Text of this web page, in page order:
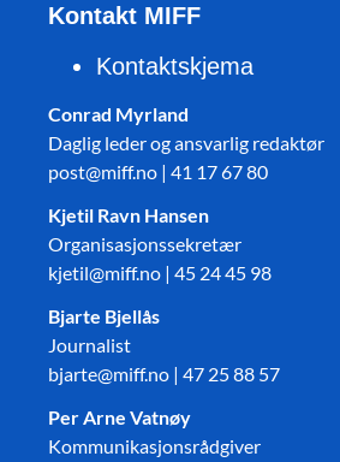
Kontakt MIFF
Kontaktskjema
Conrad Myrland
Daglig leder og ansvarlig redaktør
post@miff.no | 41 17 67 80
Kjetil Ravn Hansen
Organisasjonssekretær
kjetil@miff.no | 45 24 45 98
Bjarte Bjellås
Journalist
bjarte@miff.no | 47 25 88 57
Per Arne Vatnøy
Kommunikasjonsrådgiver